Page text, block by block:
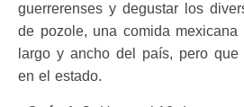
guerrerenses y degustar los
de pozole, una comida
largo y ancho del país, pero
en el estado.